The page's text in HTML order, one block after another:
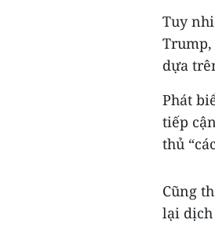
Tuy
Trump,
dựa
Phát
tiếp
thủ
Cũng
lại dịch